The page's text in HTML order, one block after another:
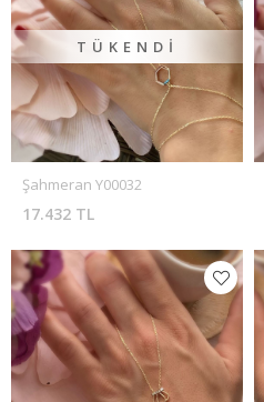
TÜKENDI
Şahmeran Y00032
17.432 TL